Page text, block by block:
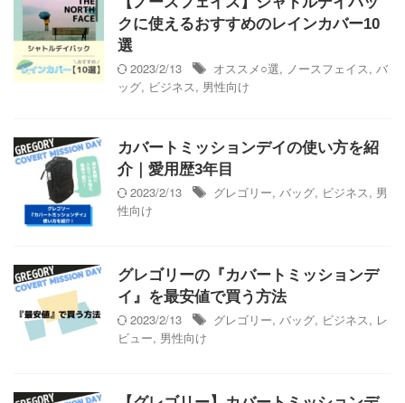
クに使えるおすすめのレインカバー10
選
2023/2/13
オススメ○選, ノースフェイス, バ
ッグ, ビジネス, 男性向け
カバートミッションデイの使い方を紹
介｜愛用歴3年目
2023/2/13
グレゴリー, バッグ, ビジネス, 男
性向け
グレゴリーの『カバートミッションデ
イ』を最安値で買う方法
2023/2/13
グレゴリー, バッグ, ビジネス, レ
ビュー, 男性向け